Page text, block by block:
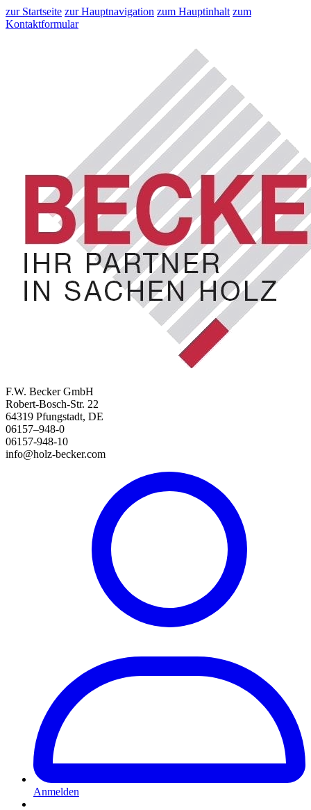
zur Startseite zur Hauptnavigation zum Hauptinhalt zum
Kontaktformular
F.W. Becker GmbH
Robert-Bosch-Str. 22
64319 Pfungstadt, DE
06157–948-0
06157-948-10
info@holz-becker.com
Anmelden